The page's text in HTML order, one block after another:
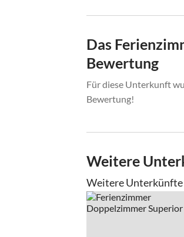
Das
Bewertung
Für diese Unterkunft
Bewertung!
Weitere
Weitere Unterkünfte